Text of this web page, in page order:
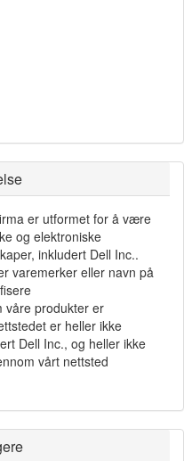
er utformet for å være
og elektroniske
inkludert Dell Inc..
varemerker eller navn på
våre produkter er
er heller ikke
Dell Inc., og heller ikke
vårt nettsted